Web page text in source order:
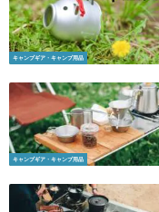
キャンプギア・キャンプ用品
キャンプギア・キャンプ用品